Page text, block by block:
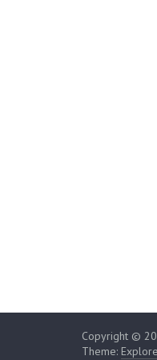
Copyright ©
Theme: Explore